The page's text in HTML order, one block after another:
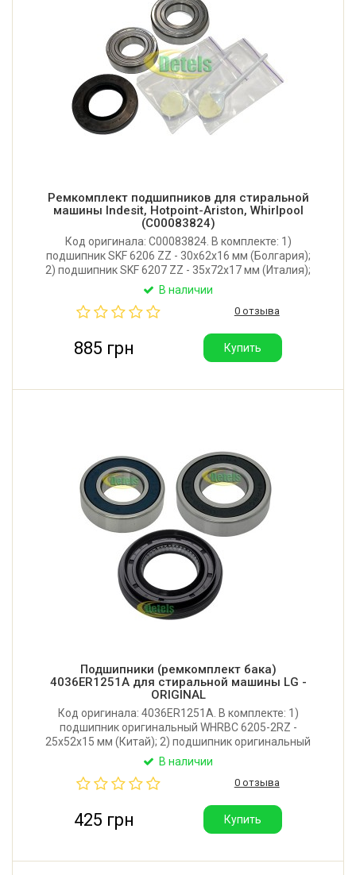
Ремкомплект подшипников для стиральной
машины Indesit, Hotpoint-Ariston, Whirlpool
(C00083824)
Код оригинала: C00083824. В комплекте: 1)
подшипник SKF 6206 ZZ - 30x62x16 мм (Болгария);
2) подшипник SKF 6207 ZZ - 35x72x17 мм (Италия);
3) сальник Rolf 40,2*72*10/13,5 (Италия); 4) смазка
- 2 порции.
В наличии
0 отзыва
885 грн Купить
Подшипники (ремкомплект бака)
4036ER1251A для стиральной машины LG -
ORIGINAL
Код оригинала: 4036ER1251A. В комплекте: 1)
подшипник оригинальный WHRBC 6205-2RZ -
25x52x15 мм (Китай); 2) подшипник оригинальный
WHRBC 6206-2RZ - 30x62x16 мм (Китай); 3) сальник
(Южная Корея).
В наличии
0 отзыва
425 грн Купить